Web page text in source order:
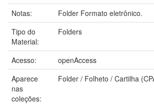
Notas:
Folder Formato eletrônico.
Tipo do
Material:
Folders
Acesso:
openAccess
Aparece
nas
coleções:
Folder / Folheto / Cartilha